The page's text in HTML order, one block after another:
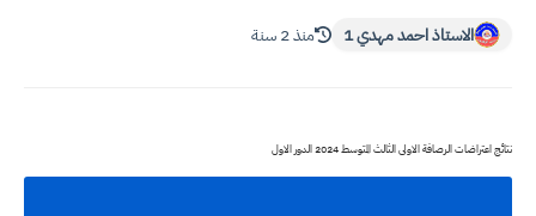
الاستاذ احمد مهدي 1 منذ 2 سنة
نتائج اعتراضات الرصافة الاولى الثالث المتوسط 2024 الدور الاول